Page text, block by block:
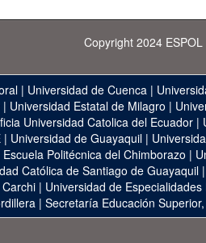
Copyright 2024 ESPOL
| Universidad de Cuenca |
| Universidad Estatal de Milagro |
Universidad Catolica del Ecuador|
| Universidad de Guayaquil |
Escuela Politécnica del Chimborazo |
Católica de Santiago de Guayaquil |
| Universidad de
| Secretaría Educación